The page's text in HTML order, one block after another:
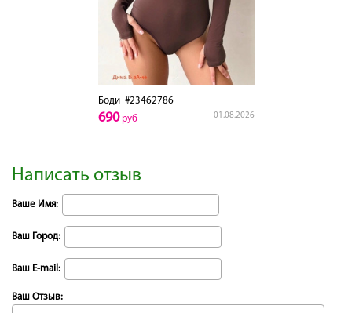
Боди#23462786
01.08.2026
690руб
Написать отзыв
Ваше Имя:
Ваш Город:
Ваш E-mail:
Ваш Отзыв: